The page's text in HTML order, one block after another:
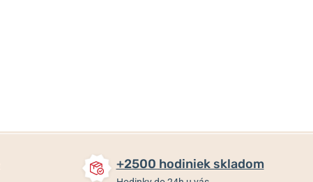
+2500 hodiniek skladom